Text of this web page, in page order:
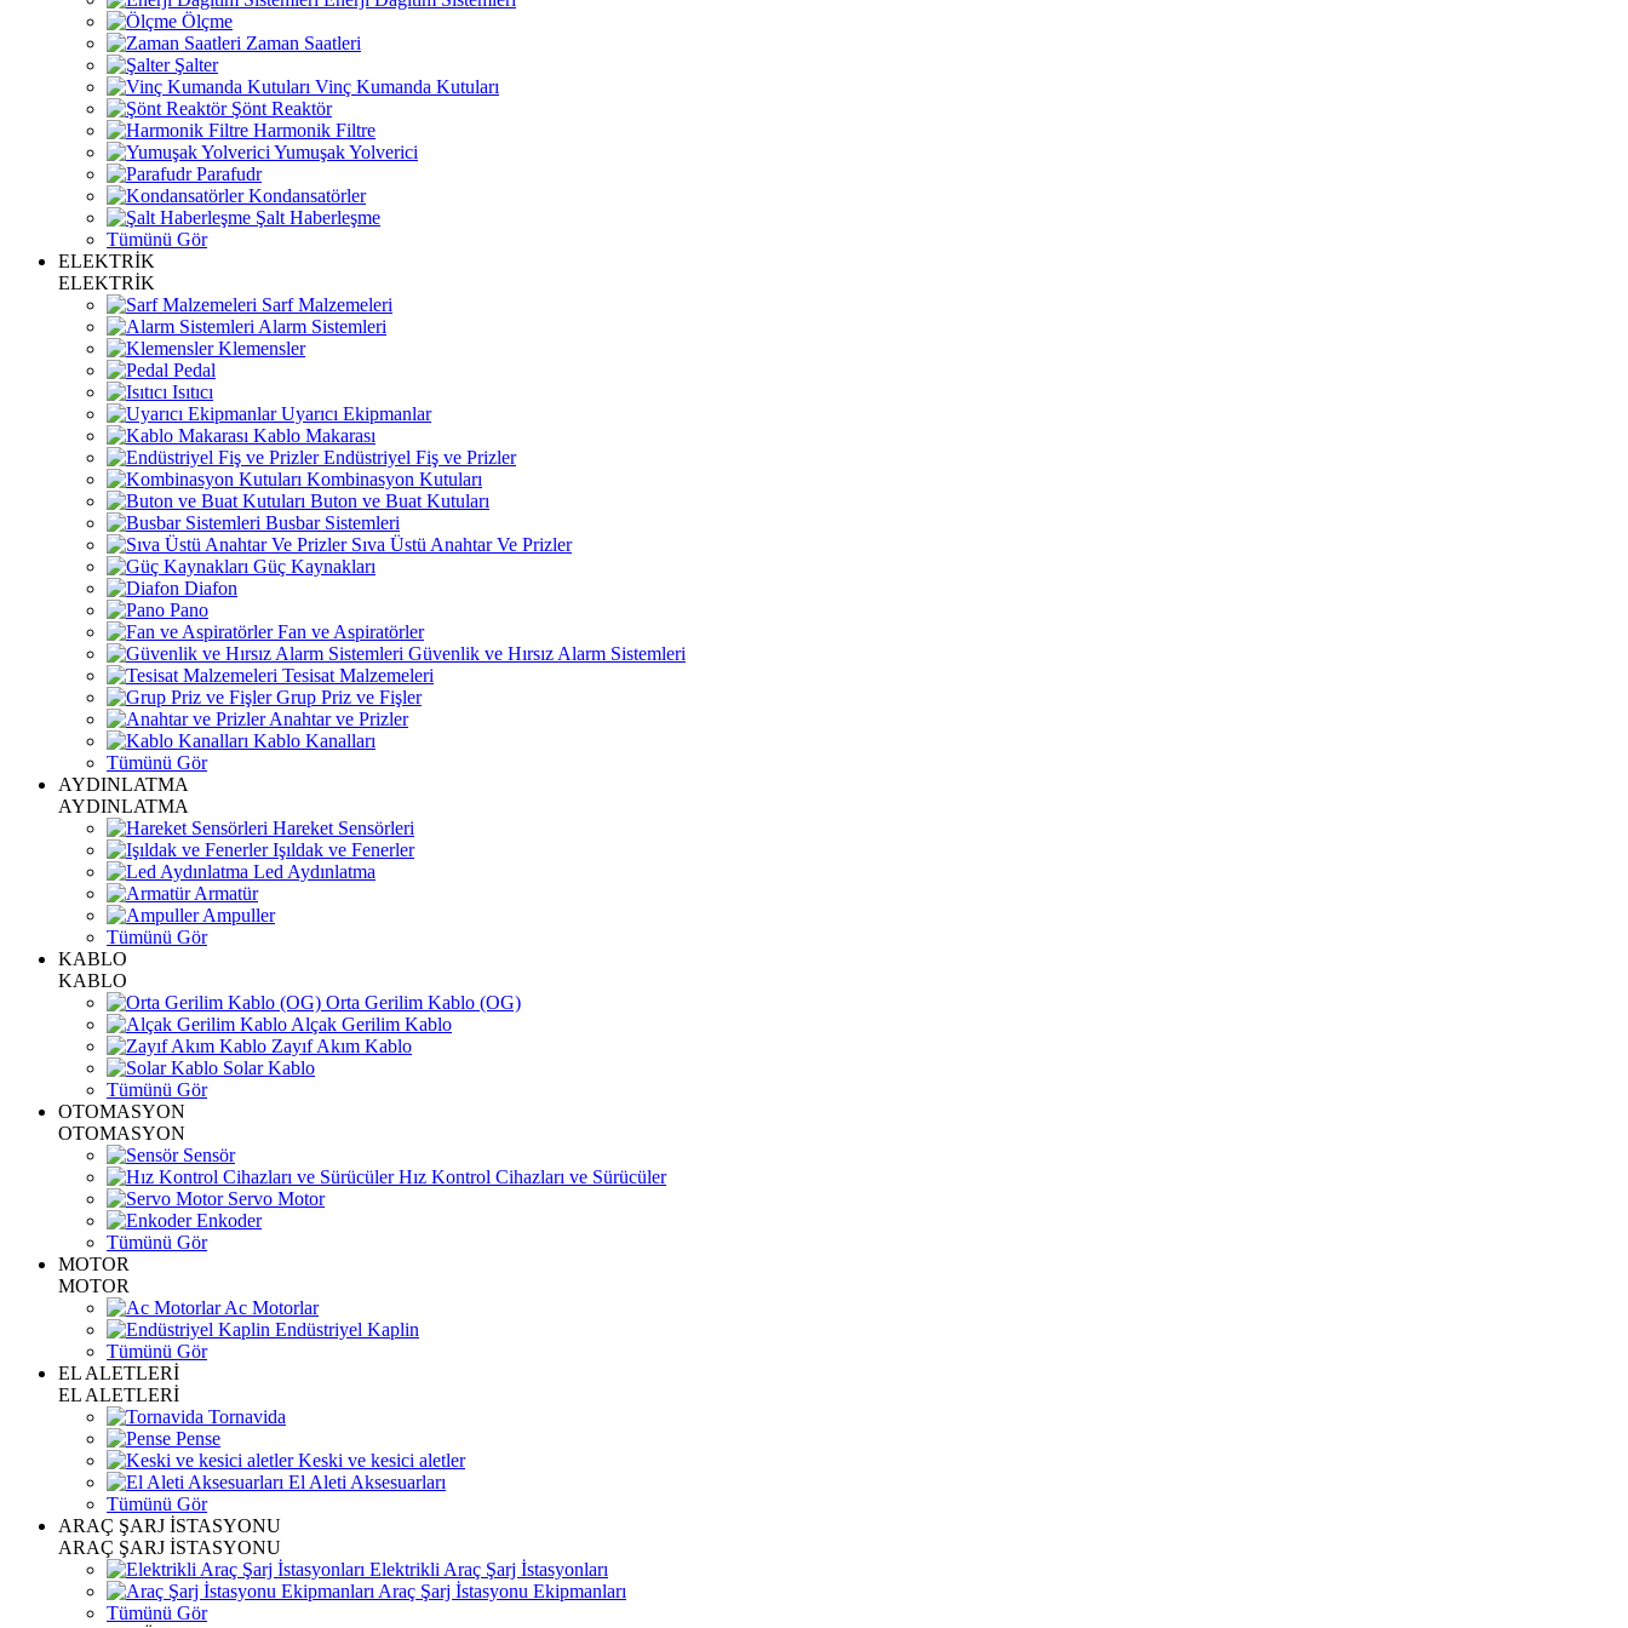
Ölçme
Zaman Saatleri
Şalter
Vinç Kumanda Kutuları
Şönt Reaktör
Harmonik Filtre
Yumuşak Yolverici
Parafudr
Kondansatörler
Şalt Haberleşme
Tümünü Gör
ELEKTRİK
ELEKTRİK
Sarf Malzemeleri
Alarm Sistemleri
Klemensler
Pedal
Isıtıcı
Uyarıcı Ekipmanlar
Kablo Makarası
Endüstriyel Fiş ve Prizler
Kombinasyon Kutuları
Buton ve Buat Kutuları
Busbar Sistemleri
Sıva Üstü Anahtar Ve Prizler
Güç Kaynakları
Diafon
Pano
Fan ve Aspiratörler
Güvenlik ve Hırsız Alarm Sistemleri
Tesisat Malzemeleri
Grup Priz ve Fişler
Anahtar ve Prizler
Kablo Kanalları
Tümünü Gör
AYDINLATMA
AYDINLATMA
Hareket Sensörleri
Işıldak ve Fenerler
Led Aydınlatma
Armatür
Ampuller
Tümünü Gör
KABLO
KABLO
Orta Gerilim Kablo (OG)
Alçak Gerilim Kablo
Zayıf Akım Kablo
Solar Kablo
Tümünü Gör
OTOMASYON
OTOMASYON
Sensör
Hız Kontrol Cihazları ve Sürücüler
Servo Motor
Enkoder
Tümünü Gör
MOTOR
MOTOR
Ac Motorlar
Endüstriyel Kaplin
Tümünü Gör
EL ALETLERİ
EL ALETLERİ
Tornavida
Pense
Keski ve kesici aletler
El Aleti Aksesuarları
Tümünü Gör
ARAÇ ŞARJ İSTASYONU
ARAÇ ŞARJ İSTASYONU
Elektrikli Araç Şarj İstasyonları
Araç Şarj İstasyonu Ekipmanları
Tümünü Gör